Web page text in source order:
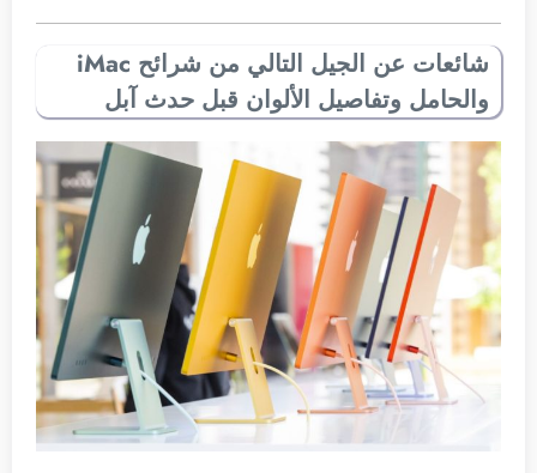
شائعات عن الجيل التالي من شرائح iMac
والحامل وتفاصيل الألوان قبل حدث آبل